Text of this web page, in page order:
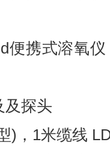
便携式溶氧
及探头
)，1米缆线